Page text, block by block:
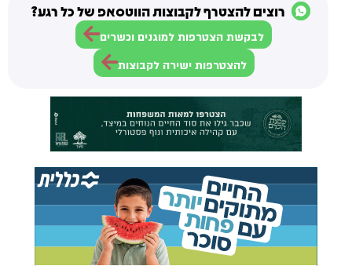
רוצים להצטרף לקבוצות הווטסאפ של כל רגע?
לבקשת הצטרפות למוגנים וכשרים
להצטרפות ישירה לקבוצות